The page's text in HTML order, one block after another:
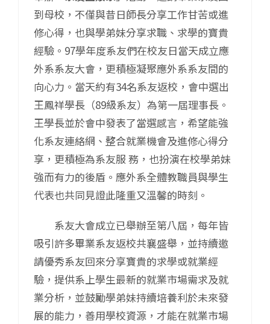
到母校，不僅與昔日師長分享工作甘苦或進
修心得，也與學弟妹分享求職、求學的寶貴
經驗。97學年度系友們在校友日當天成立應
外系系友大會，更積極凝聚應外系系友間的
向心力。當天約有34名系友返校，會中選出
王鳳祥學長（89級系友）為第一屆理事長。
王學長並於會中發表了當選感言，希望能強
化系友連絡網、整合就業機會及進修心得分
享，更積極為系友服 務，也扮演在校學弟妹
強而有力的後盾。應外系全體教職員與學生
代表也共同見證此隆重又溫馨的時刻。
系友大會成立已舉辦至第八屆，每年皆
吸引許多畢業系友返校共襄盛舉，並持續邀
請優秀系友回來分享寶貴的求學或就業經
驗，提供系上學生最新的就業市場需求及就
業分析，並鼓勵學弟妹持續培養利於未來發
展的能力，善用學校資源，才能在就業市場